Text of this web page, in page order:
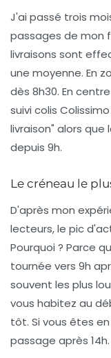
J'ai passé trois
passages de mon
livraisons sont
une moyenne. En
dès 8h30. En
suivi colis Colissimo
livraison" alors
depuis 9h.
Le créneau le
D'après mon
lecteurs, le pic
Pourquoi ? Parce
tournée vers 9h
souvent les plus
vous habitez au
tôt. Si vous êtes
passage après 14h.